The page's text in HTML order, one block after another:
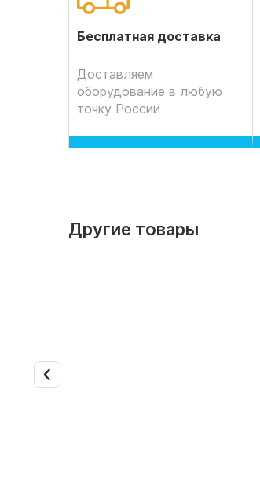
Бесплатная доставка
Доставляем
оборудование в любую
точку России
Другие товары